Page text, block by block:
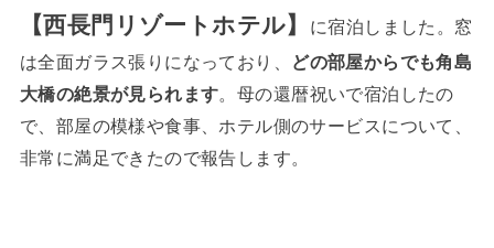
【西長門リゾートホテル】 に宿泊しました。窓
は全面ガラス張りになっており、 どの部屋からでも角島
大橋の絶景が見られます。母の還暦祝いで宿泊したの
で、部屋の模様や食事、ホテル側のサービスについて、
非常に満足できたので報告します。